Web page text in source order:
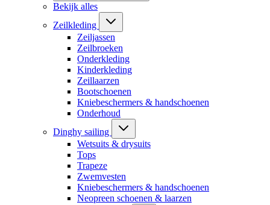
Bekijk alles
Zeilkleding
Zeiljassen
Zeilbroeken
Onderkleding
Kinderkleding
Zeillaarzen
Bootschoenen
Kniebeschermers & handschoenen
Onderhoud
Dinghy sailing
Wetsuits & drysuits
Tops
Trapeze
Zwemvesten
Kniebeschermers & handschoenen
Neopreen schoenen & laarzen